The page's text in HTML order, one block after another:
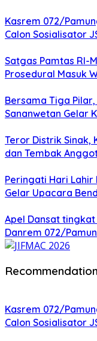
Kasrem 072/
Calon Sosialisator
Satgas Pamtas RI-
Prosedural Masuk
Bersama Tiga
Sananwetan Gelar
Teror Distrik Sinak,
dan Tembak
Peringati Hari Lahir
Gelar Upacara
Apel Dansat
Danrem 072/
Kasrem 072/
Calon Sosialisator